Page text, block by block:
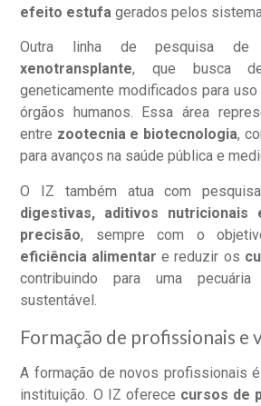
efeito estufa gerados pelos
Outra linha de pesquisa de
xenotransplante, que busca
geneticamente modificados para
órgãos humanos. Essa área
entre zootecnia e biotecnologia,
para avanços na saúde pública e
O IZ também atua com
digestivas, aditivos nutricionais
precisão, sempre com o
eficiência alimentar e reduzir os
contribuindo para uma
sustentável.
Formação de profissionais e
A formação de novos profissionais
instituição. O IZ oferece cursos de